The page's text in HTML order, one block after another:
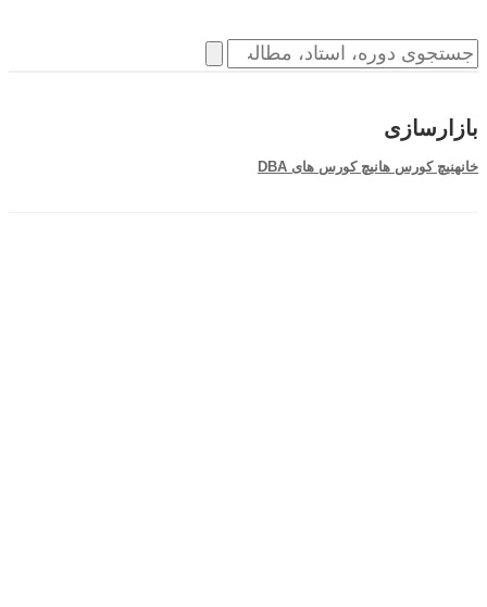
بازارسازی
خانهنیچ کورس هانیچ کورس های DBA